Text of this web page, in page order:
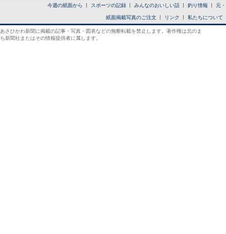
今週の紙面から スポーツの記録 みんなのおいしい話 釣り情報 元
紙面掲載写真のご注文 リンク 私たちについて
あさひかわ新聞に掲載の記事・写真・図表などの無断転載を禁止します。著作権は北のま
ち新聞社またはその情報提供者に属します。